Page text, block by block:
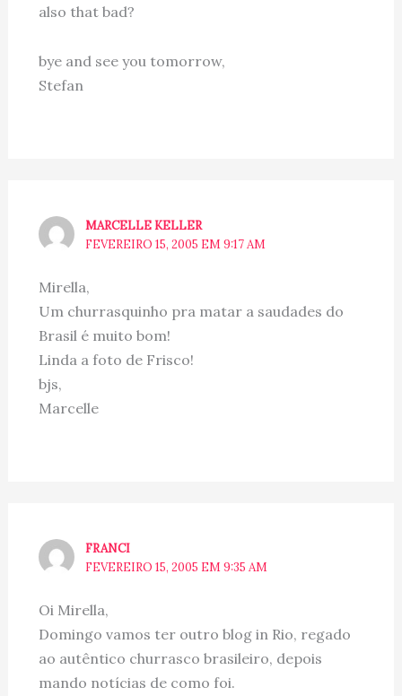
also that bad?
bye and see you tomorrow,
Stefan
MARCELLE KELLER
FEVEREIRO 15, 2005 EM 9:17 AM
Mirella,
Um churrasquinho pra matar a saudades do
Brasil é muito bom!
Linda a foto de Frisco!
bjs,
Marcelle
FRANCI
FEVEREIRO 15, 2005 EM 9:35 AM
Oi Mirella,
Domingo vamos ter outro blog in Rio, regado
ao autêntico churrasco brasileiro, depois
mando notícias de como foi.